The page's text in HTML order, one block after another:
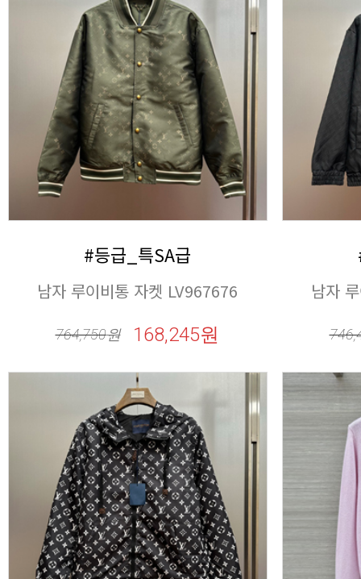
#등급_특SA급
남자 루이비통 자켓 LV967676
764,750원 168,245원
남자